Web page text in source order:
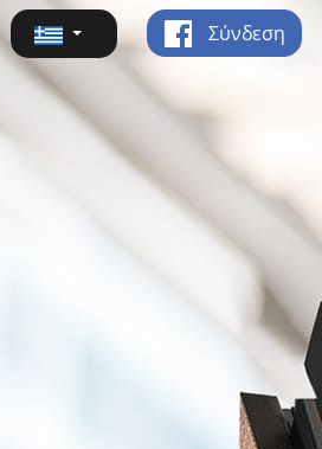
Σύνδεση